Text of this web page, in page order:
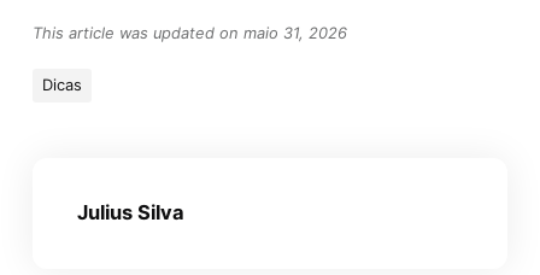
This article was updated on maio 31, 2026
Dicas
Julius Silva